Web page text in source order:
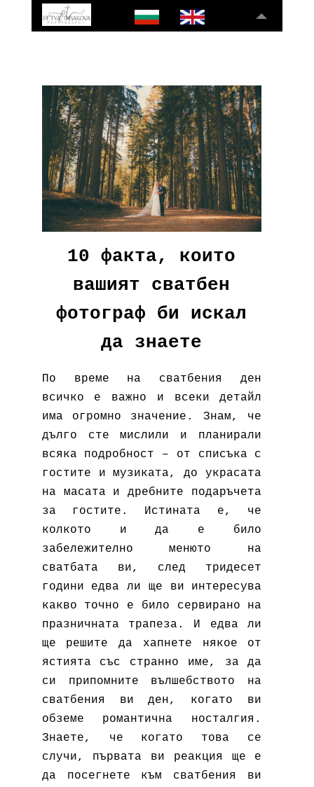
10 факта, които
вашият сватбен
фотограф би искал
да знаете
По време на сватбения ден
всичко е важно и всеки детайл
има огромно значение. Знам, че
дълго сте мислили и планирали
всяка подробност – от списъка с
гостите и музиката, до украсата
на масата и дребните подаръчета
за гостите. Истината е, че
колкото и да е било
забележително менюто на
сватбата ви, след тридесет
години едва ли ще ви интересува
какво точно е било сервирано на
празничната трапеза. И едва ли
ще решите да хапнете някое от
ястията със странно име, за да
си припомните вълшебството на
сватбения ви ден, когато ви
обземе романтична носталгия.
Знаете, че когато това се
случи, първата ви реакция ще е
да посегнете към сватбения ви